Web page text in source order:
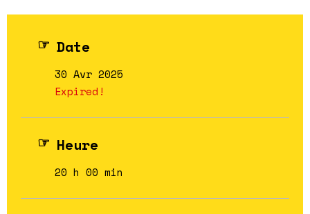
Date
30 Avr 2025
Expired!
Heure
20 h 00 min